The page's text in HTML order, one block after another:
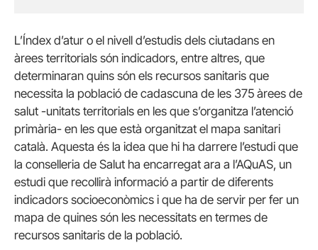
L’Índex d’atur o el nivell d’estudis dels ciutadans en
àrees territorials són indicadors, entre altres, que
determinaran quins són els recursos sanitaris que
necessita la població de cadascuna de les 375 àrees de
salut -unitats territorials en les que s’organitza l’atenció
primària- en les que està organitzat el mapa sanitari
català. Aquesta és la idea que hi ha darrere l’estudi que
la conselleria de Salut ha encarregat ara a l’AQuAS, un
estudi que recollirà informació a partir de diferents
indicadors socioeconòmics i que ha de servir per fer un
mapa de quines són les necessitats en termes de
recursos sanitaris de la població.